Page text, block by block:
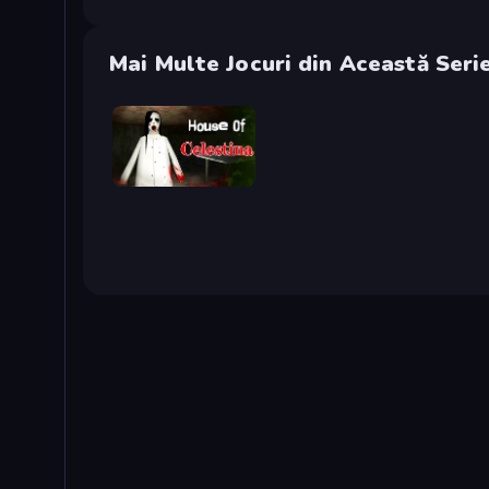
Mai Multe Jocuri din Această
House of Celestina